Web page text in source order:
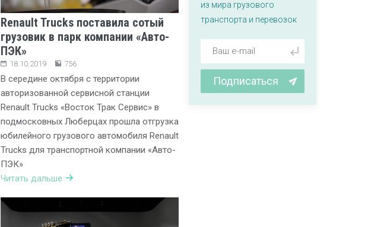
Renault Trucks поставила сотый
грузовик в парк компании «Авто-
ПЭК»
18.10.2019 756
В середине октября с территории
авторизованной сервисной станции
Renault Trucks «Восток Трак Сервис» в
подмосковных Люберцах прошла отгрузка
юбилейного грузового автомобиля Renault
Trucks для транспортной компании «Авто-
ПЭК»
Читать дальше
из мира грузового
транспорта и перевозок
Подписаться